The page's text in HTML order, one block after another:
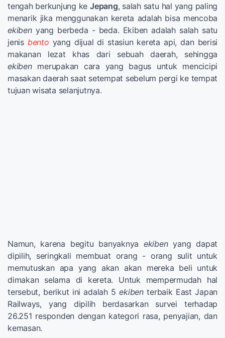
tengah berkunjung keJepang, salah satu hal yang paling
menarik jika menggunakan kereta adalah bisa mencoba
ekibenyang berbeda - beda. Ekiben adalah salah satu
jenis bento yang dijual di stasiun kereta api, dan berisi
makanan lezat khas dari sebuah daerah, sehingga
ekibenmerupakan cara yang bagus untuk mencicipi
masakan daerah saat setempat sebelum pergi ke tempat
tujuan wisata selanjutnya.
Namun, karena begitu banyaknya ekibenyang dapat
dipilih, seringkali membuat orang - orang sulit untuk
memutuskan apa yang akan akan mereka beli untuk
dimakan selama di kereta. Untuk mempermudah hal
tersebut, berikut ini adalah 5ekibenterbaik East Japan
Railways, yang dipilih berdasarkan survei terhadap
26.251 responden dengan kategori rasa, penyajian, dan
kemasan.